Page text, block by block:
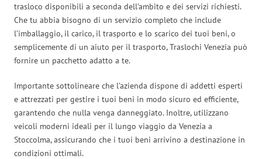
trasloco disponibili a seconda dell’ambito e dei servizi richiesti.
Che tu abbia bisogno di un servizio completo che include
l’imballaggio, il carico, il trasporto e lo scarico dei tuoi beni, o
semplicemente di un aiuto per il trasporto, Traslochi Venezia può
fornire un pacchetto adatto a te.
Importante sottolineare che l’azienda dispone di addetti esperti
e attrezzati per gestire i tuoi beni in modo sicuro ed efficiente,
garantendo che nulla venga danneggiato. Inoltre, utilizzano
veicoli moderni ideali per il lungo viaggio da Venezia a
Stoccolma, assicurando che i tuoi beni arrivino a destinazione in
condizioni ottimali.